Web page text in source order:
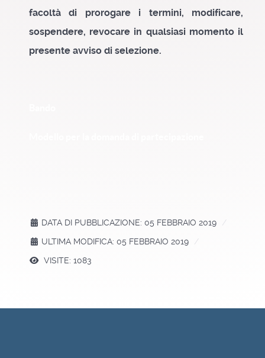
facoltà di prorogare i termini, modificare,
sospendere, revocare in qualsiasi momento il
presente avviso di selezione.
DATA DI PUBBLICAZIONE: 05 FEBBRAIO 2019
ULTIMA MODIFICA: 05 FEBBRAIO 2019
VISITE: 1083